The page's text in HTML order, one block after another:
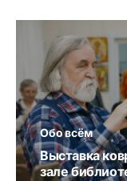
Обо всём
Выставка
зале